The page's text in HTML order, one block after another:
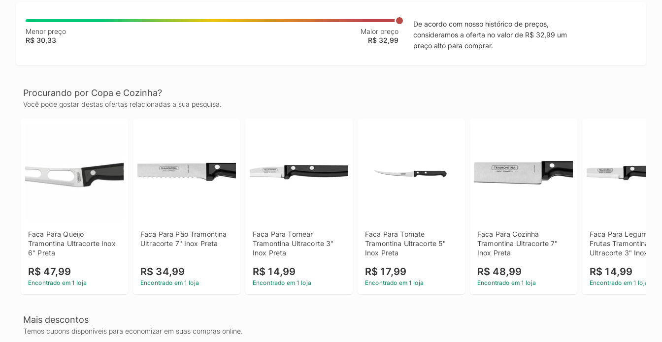
Menor preço
R$ 30,33
Maior preço
R$ 32,99
De acordo com nosso histórico de preços,
consideramos a oferta no valor de R$ 32,99 um
preço alto para comprar.
Procurando por Copa e Cozinha?
Você pode gostar destas ofertas relacionadas a sua pesquisa.
Faca Para Queijo
Tramontina Ultracorte Inox
6" Preta
R$ 47,99
Encontrado em 1 loja
Faca Para Pão Tramontina
Ultracorte 7" Inox Preta
R$ 34,99
Encontrado em 1 loja
Faca Para Tornear
Tramontina Ultracorte 3"
Inox Preta
R$ 14,99
Encontrado em 1 loja
Faca Para Tomate
Tramontina Ultracorte 5"
Inox Preta
R$ 17,99
Encontrado em 1 loja
Faca Para Cozinha
Tramontina Ultracorte 7"
Inox Preta
R$ 48,99
Encontrado em 1 loja
Faca Para Legumes E
Frutas Tramontina
Ultracorte 3" Inox
R$ 14,99
Encontrado em 1 loja
Mais descontos
Temos cupons disponíveis para economizar em suas compras online.